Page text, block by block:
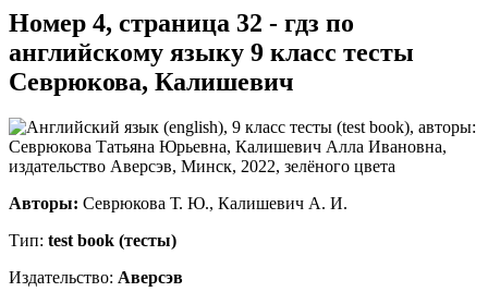
Номер 4, страница 32 - гдз по
английскому языку 9 класс тесты
Севрюкова, Калишевич
Авторы: Севрюкова Т. Ю., Калишевич А. И.
Тип: test book (тесты)
Издательство: Аверсэв